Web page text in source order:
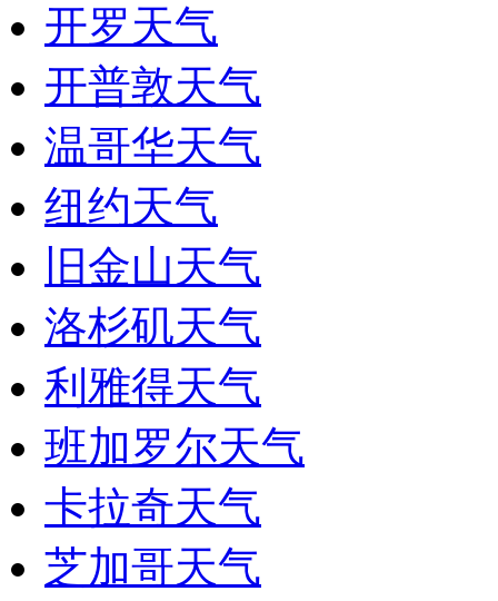
开罗天气
开普敦天气
温哥华天气
纽约天气
旧金山天气
洛杉矶天气
利雅得天气
班加罗尔天气
卡拉奇天气
芝加哥天气